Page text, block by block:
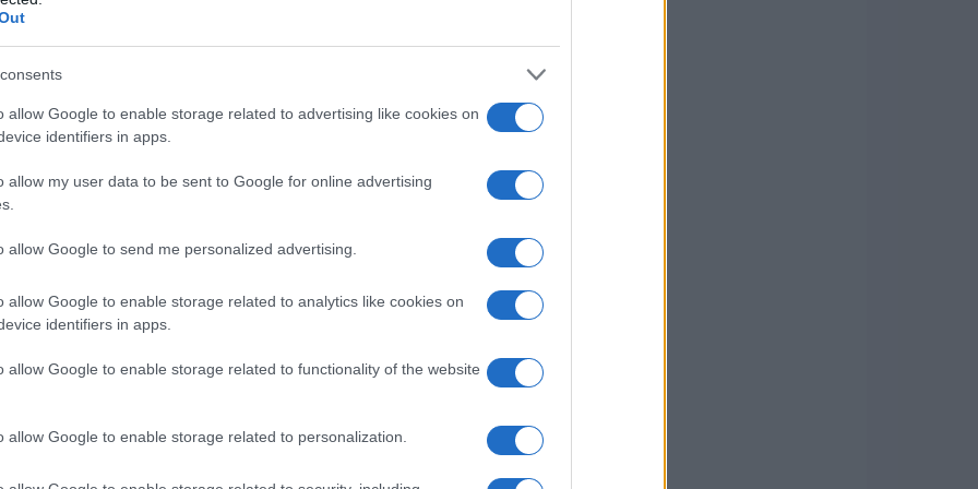
allow Google to enable storage related to advertising like cookies on
identifiers in apps.
allow my user data to be sent to Google for online advertising
allow Google to send me personalized advertising.
allow Google to enable storage related to analytics like cookies on
identifiers in apps.
allow Google to enable storage related to functionality of the website
allow Google to enable storage related to personalization.
peuvent offrir des opportunités d’investissement
sont vastes, allant des panneaux solaires
de transformation est à la fois captivant et,
qu’ils soient novices ou expérimentés.